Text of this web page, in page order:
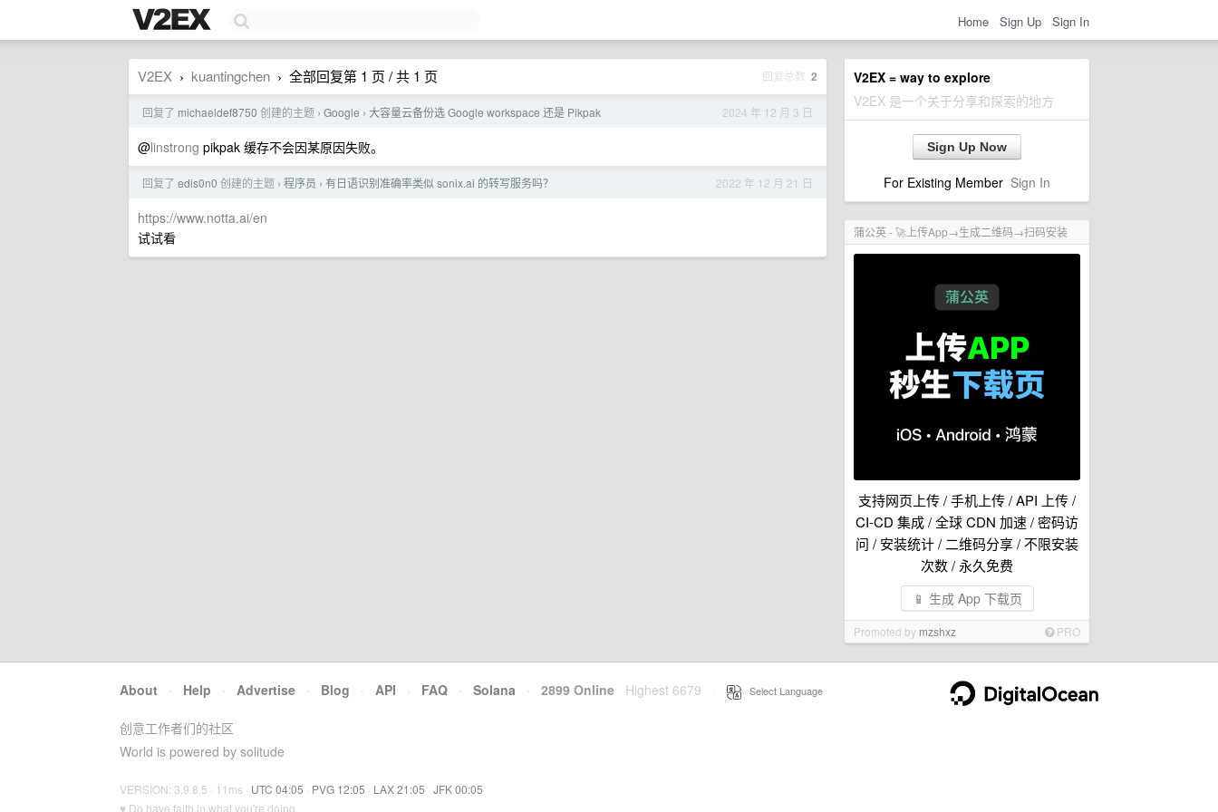
Home Sign Up Sign In
V2EX = way to explore
V2EX 是一个关于分享和探索的地方
Sign Up Now
For Existing Member Sign In
蒲公英 - 🚀上传App→生成二维码→扫码安装
支持网页上传 / 手机上传 / API 上传 /
CI-CD 集成 / 全球 CDN 加速 / 密码访
问 / 安装统计 / 二维码分享 / 不限安装
次数 / 永久免费
📱 生成 App 下载页
Promoted by mzshxz PRO
V2EX › kuantingchen › 全部回复第 1 页 / 共 1 页 回复总数 2
2024 年 12 月 3 日
回复了 michaeldef8750 创建的主题 › Google › 大容量云备份选 Google workspace 还是 Pikpak
@linstrong pikpak 缓存不会因某原因失败。
2022 年 12 月 21 日
回复了 edis0n0 创建的主题 › 程序员 › 有日语识别准确率类似 sonix.ai 的转写服务吗？
https://www.notta.ai/en
试试看
About · Help · Advertise · Blog · API · FAQ · Solana · 2899 Online Highest 6679 Select Language
创意工作者们的社区
World is powered by solitude
VERSION: 3.9.8.5 · 11ms · UTC 04:05 · PVG 12:05 · LAX 21:05 · JFK 00:05
♥ Do have faith in what you're doing.